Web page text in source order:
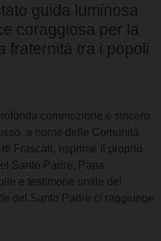
guida luminosa
coraggiosa per la
fraternità tra i popoli
commozione e sincero
a nome delle Comunità
Frascati, esprime il proprio
Santo Padre, Papa
e testimone umile del
del Santo Padre ci raggiunge